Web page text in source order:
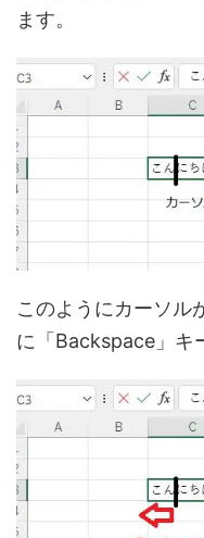
ます。
このようにカーソル
に「Backspace」キ